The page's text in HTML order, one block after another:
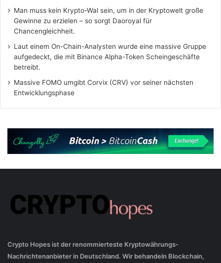
Man muss kein Krypto-Wal sein, um in der Kryptowelt große
Gewinne zu erzielen – so sorgt Daoroyal für
Chancengleichheit.
Laut einem On-Chain-Analysten wurde eine massive Gruppe
aufgedeckt, die mit Binance Alpha-Token Scheingeschäfte
betreibt.
Massive FOMO umgibt Corvix (CRV) vor seiner nächsten
Entwicklungsphase
Crypto Hopes ist der renommierteste Kryptowährungs-
Nachrichtenanbieter in Deutschland. Wir behandeln Blockchain,